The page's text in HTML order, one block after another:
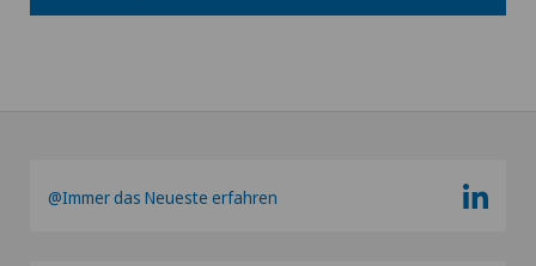
@Immer das Neueste erfahren